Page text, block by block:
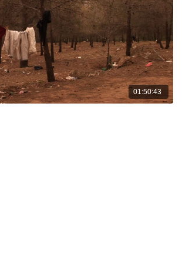
01:50:43